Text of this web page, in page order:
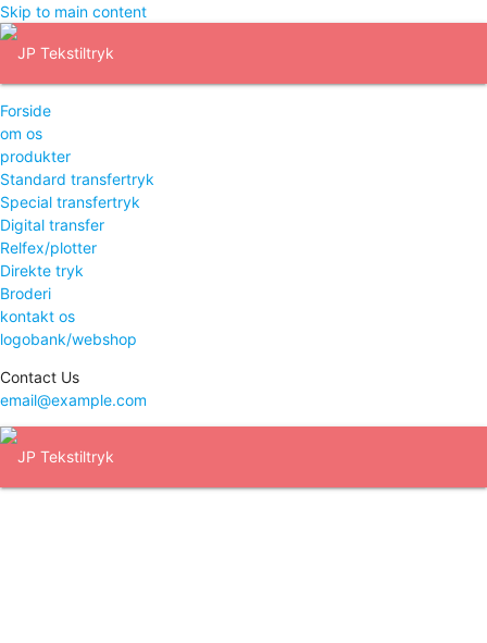
Skip to main content
Forside
om os
produkter
Standard transfertryk
Special transfertryk
Digital transfer
Relfex/plotter
Direkte tryk
Broderi
kontakt os
logobank/webshop
Contact Us
email@example.com